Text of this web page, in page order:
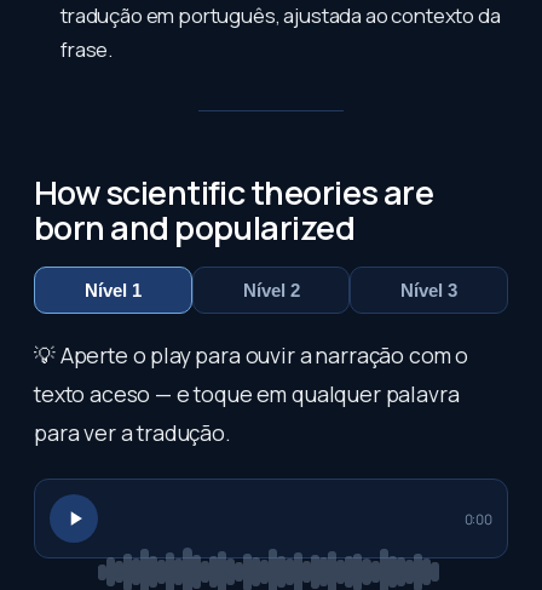
tradução em português, ajustada ao contexto da
frase.
How scientific theories are
born and popularized
Nível 1 Nível 2 Nível 3
💡 Aperte o play para ouvir a narração com o
texto aceso — e toque em qualquer palavra
para ver a tradução.
0:00